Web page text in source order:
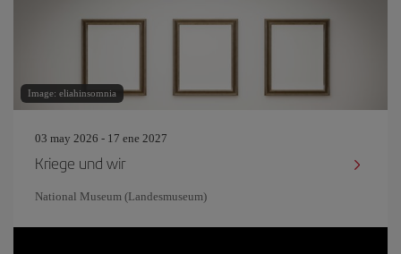
Image: eliahinsomnia
03 may 2026 - 17 ene 2027
Kriege und wir
National Museum (Landesmuseum)